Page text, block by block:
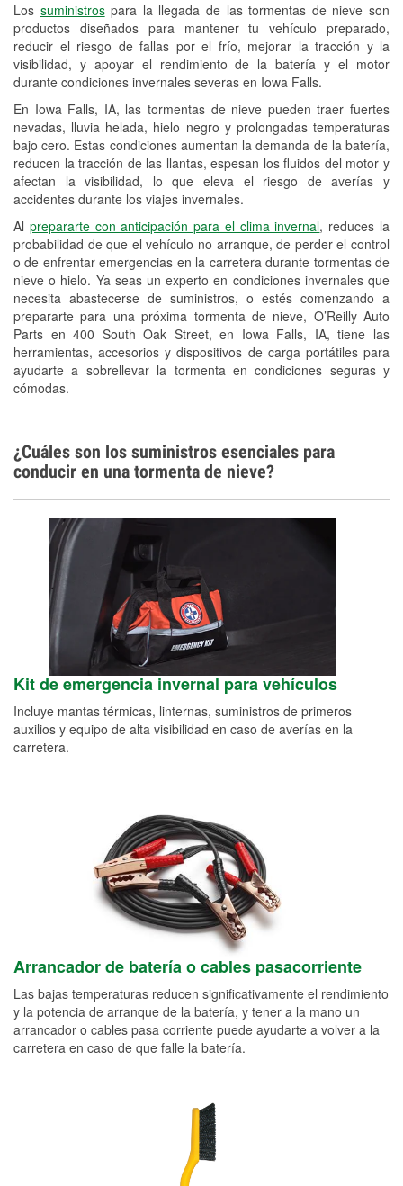
Los suministrospara la llegada de las tormentas de nieve son
productos diseñados para mantener tu vehículo preparado,
reducir el riesgo de fallas por el frío, mejorar la tracción y la
visibilidad, y apoyar el rendimiento de la batería y el motor
durante condiciones invernales severas en Iowa Falls.
En Iowa Falls, IA, las tormentas de nieve pueden traer fuertes
nevadas, lluvia helada, hielo negro y prolongadas temperaturas
bajo cero. Estas condiciones aumentan la demanda de la batería,
reducen la tracción de las llantas, espesan los fluidos del motor y
afectan la visibilidad, lo que eleva el riesgo de averías y
accidentes durante los viajes invernales.
Al prepararte con anticipación para el clima invernal, reduces la
probabilidad de que el vehículo no arranque, de perder el control
o de enfrentar emergencias en la carretera durante tormentas de
nieve o hielo. Ya seas un experto en condiciones invernales que
necesita abastecerse de suministros, o estés comenzando a
prepararte para una próxima tormenta de nieve, O’Reilly Auto
Parts en 400 South Oak Street, en Iowa Falls, IA, tiene las
herramientas, accesorios y dispositivos de carga portátiles para
ayudarte a sobrellevar la tormenta en condiciones seguras y
cómodas.
Reciclaje de baterías y aceite
Instalación de bombillas de faros
Instalación de limpiaparabrisas
Programa de Préstamo de
Herramientas
Rectificación de tambores y discos de
freno
Mangueras hidráulicas a la medida
Snowstorm Supplies
Tornado Supplies
Conoce más
¿Cuáles son los suministros esenciales para
conducir en una tormenta de nieve?
Kit de emergencia invernal para vehículos
Incluye mantas térmicas, linternas, suministros de primeros
auxilios y equipo de alta visibilidad en caso de averías en la
carretera.
Arrancador de batería o cables pasacorriente
Las bajas temperaturas reducen significativamente el rendimiento
y la potencia de arranque de la batería, y tener a la mano un
arrancador o cables pasa corriente puede ayudarte a volver a la
carretera en caso de que falle la batería.